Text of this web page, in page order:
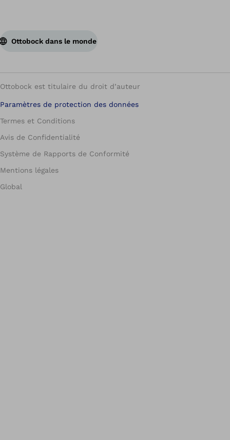
Ottobock dans le monde
Ottobock est titulaire du droit d’auteur
Paramètres de protection des données
Termes et Conditions
Avis de Confidentialité
Système de Rapports de Conformité
Mentions légales
Global